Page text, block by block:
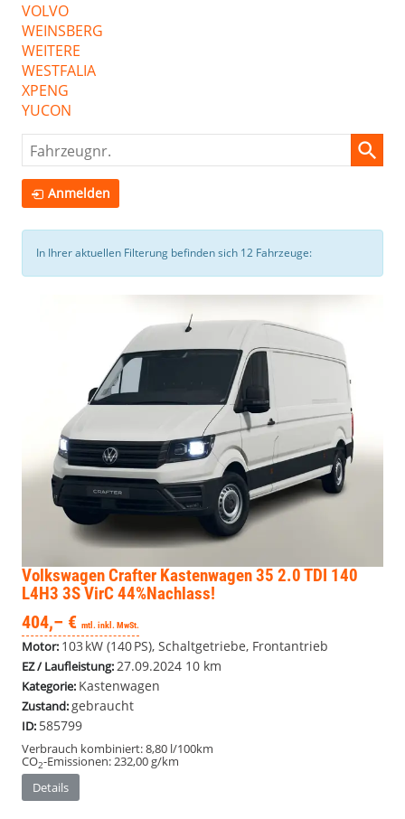
In Ihrer aktuellen Filterung befinden sich 12 Fahrzeuge:
Volkswagen Crafter Kastenwagen35 2.0 TDI 140
L4H3 3S VirC 44%Nachlass!
404,– € mtl. inkl. MwSt.
Motor: 103 kW (140 PS), Schaltgetriebe, Frontantrieb
EZ / Laufleistung:27.09.2024 10 km
Kategorie: Kastenwagen
Zustand:gebraucht
ID: 585799
Verbrauch kombiniert:8,80 l/100km
CO2-Emissionen:232,00 g/km
Details
VOLVO
WEINSBERG
WEITERE
WESTFALIA
XPENG
YUCON
Fahrzeugnr.
Anmelden